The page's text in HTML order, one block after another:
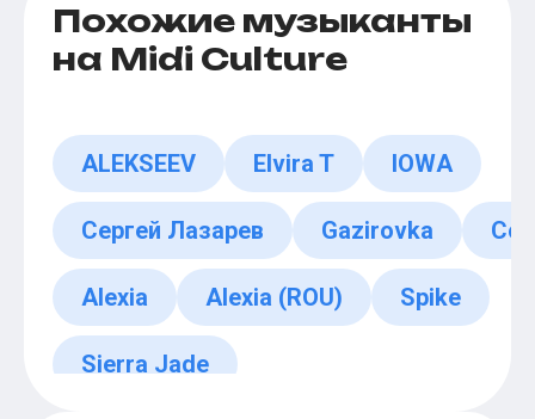
Похожие музыканты
на Midi Culture
ALEKSEEV Elvira T IOWA
Сергей Лазарев Gazirovka
Alexia Alexia (ROU) Spike
Sierra Jade